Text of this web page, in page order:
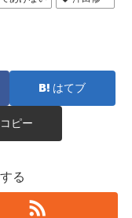
はてブ
コピー
る